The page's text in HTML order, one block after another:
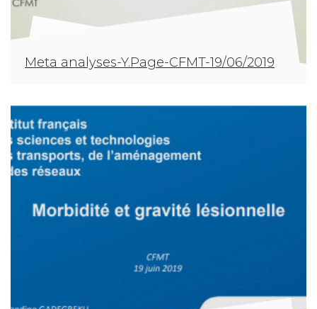
Meta analyses-Y.Page-CFMT-19/06/2019